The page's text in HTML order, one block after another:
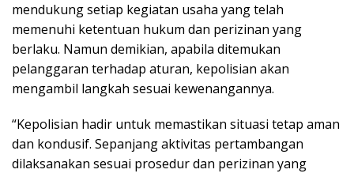
mendukung setiap kegiatan usaha yang telah
memenuhi ketentuan hukum dan perizinan yang
berlaku. Namun demikian, apabila ditemukan
pelanggaran terhadap aturan, kepolisian akan
mengambil langkah sesuai kewenangannya.
“Kepolisian hadir untuk memastikan situasi tetap aman
dan kondusif. Sepanjang aktivitas pertambangan
dilaksanakan sesuai prosedur dan perizinan yang